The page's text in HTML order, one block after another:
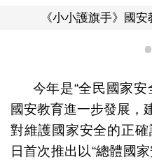
《小小護旗手》國
今年是“全民國家
國安教育進一步發展，
對維護國家安全的正
日首次推出以“總體國